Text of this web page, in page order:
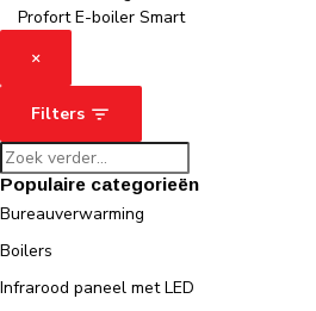
Profort E-boiler Smart
×
Filters
Populaire categorieën
Bureauverwarming
Boilers
Infrarood paneel met LED